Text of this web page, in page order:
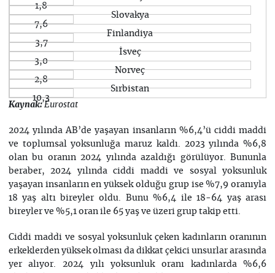
1,8
Slovakya
7,6
Finlandiya
3,7
İsveç
3,0
Norveç
2,8
Sırbistan
10,3
Kaynak:Eurostat
2024 yılında AB’de yaşayan insanların %6,4’ü ciddi maddi
ve toplumsal yoksunluğa maruz kaldı. 2023 yılında %6,8
olan bu oranın 2024 yılında azaldığı görülüyor. Bununla
beraber, 2024 yılında ciddi maddi ve sosyal yoksunluk
yaşayan insanların en yüksek olduğu grup ise %7,9 oranıyla
18 yaş altı bireyler oldu. Bunu %6,4 ile 18-64 yaş arası
bireyler ve %5,1 oran ile 65 yaş ve üzeri grup takip etti.
Ciddi maddi ve sosyal yoksunluk çeken kadınların oranının
erkeklerden yüksek olması da dikkat çekici unsurlar arasında
yer alıyor. 2024 yılı yoksunluk oranı kadınlarda %6,6